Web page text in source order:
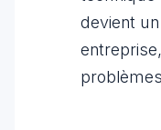
devient